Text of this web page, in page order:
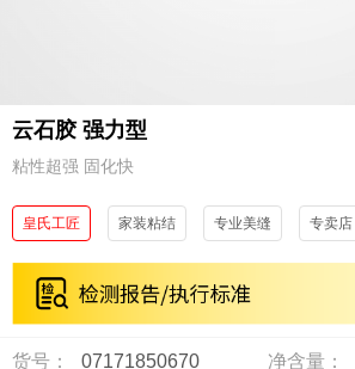
云石胶 强力型
粘性超强 固化快
皇氏工匠 家装粘结 专业美缝 专卖店
货号： 07171850670 净含量：